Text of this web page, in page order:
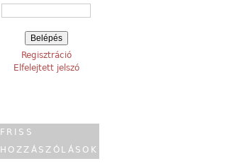
Regisztráció
Elfelejtett jelszó
FRISS
HOZZÁSZÓLÁSOK